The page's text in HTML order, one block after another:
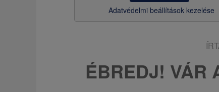
Adatvédelmi beállítások kezelése
ÉBREDJ! VÁR